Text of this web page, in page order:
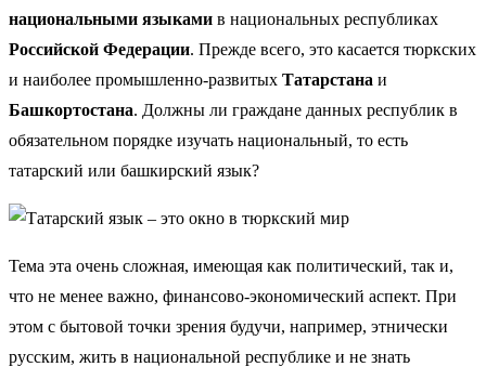
национальными языками в национальных республиках
Российской Федерации. Прежде всего, это касается тюркских
и наиболее промышленно-развитых Татарстана и
Башкортостана. Должны ли граждане данных республик в
обязательном порядке изучать национальный, то есть
татарский или башкирский язык?
Тема эта очень сложная, имеющая как политический, так и,
что не менее важно, финансово-экономический аспект. При
этом с бытовой точки зрения будучи, например, этнически
русским, жить в национальной республике и не знать